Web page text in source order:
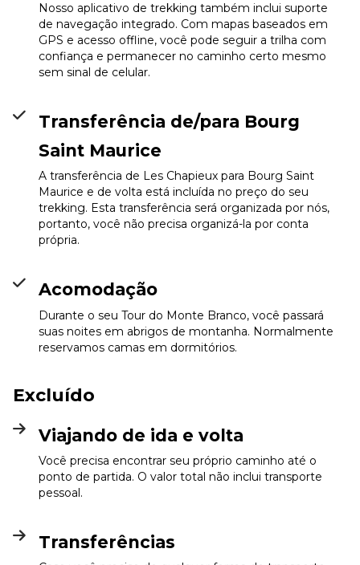
Nosso aplicativo de trekking também inclui suporte
de navegação integrado. Com mapas baseados em
GPS e acesso offline, você pode seguir a trilha com
confiança e permanecer no caminho certo mesmo
sem sinal de celular.
Transferência de/para Bourg
Saint Maurice
A transferência de Les Chapieux para Bourg Saint
Maurice e de volta está incluída no preço do seu
trekking. Esta transferência será organizada por nós,
portanto, você não precisa organizá-la por conta
própria.
Acomodação
Durante o seu Tour do Monte Branco, você passará
suas noites em abrigos de montanha. Normalmente
reservamos camas em dormitórios.
Excluído
Viajando de ida e volta
Você precisa encontrar seu próprio caminho até o
ponto de partida. O valor total não inclui transporte
pessoal.
Transferências